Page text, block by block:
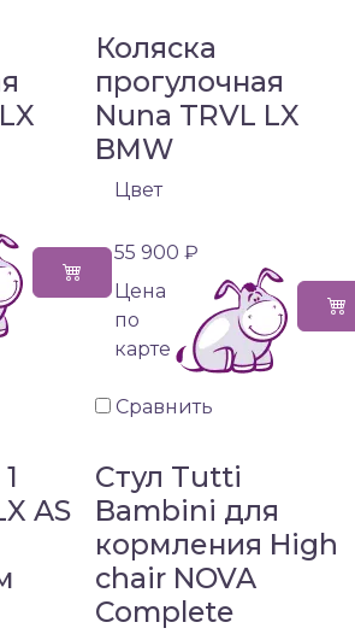
Коляска
прогулочная
Nuna TRVL LX
BMW
Цвет
55 900 ₽
Цена
по
карте
Сравнить
AS
Стул Tutti
Bambini для
кормления High
chair NOVA
Complete